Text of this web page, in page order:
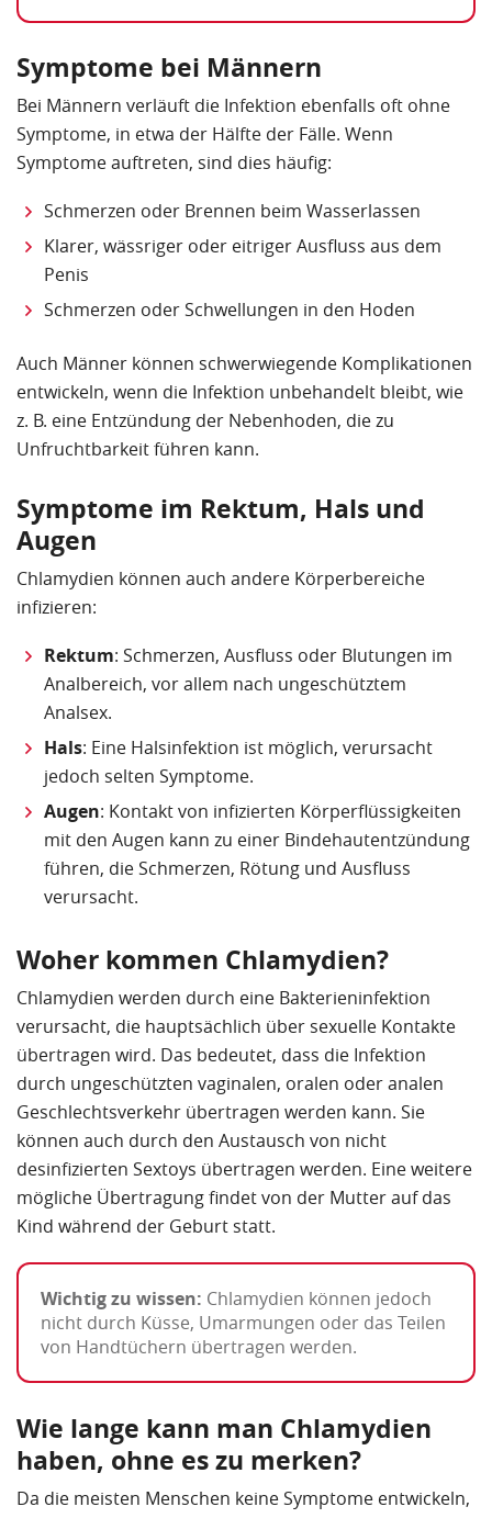
Symptome bei Männern
Bei Männern verläuft die Infektion ebenfalls oft ohne
Symptome, in etwa der Hälfte der Fälle. Wenn
Symptome auftreten, sind dies häufig:
Schmerzen oder Brennen beim Wasserlassen
Klarer, wässriger oder eitriger Ausfluss aus dem
Penis
Schmerzen oder Schwellungen in den Hoden
Auch Männer können schwerwiegende Komplikationen
entwickeln, wenn die Infektion unbehandelt bleibt, wie
z. B. eine Entzündung der Nebenhoden, die zu
Unfruchtbarkeit führen kann.
Symptome im Rektum, Hals und
Augen
Chlamydien können auch andere Körperbereiche
infizieren:
Rektum: Schmerzen, Ausfluss oder Blutungen im
Analbereich, vor allem nach ungeschütztem
Analsex.
Hals: Eine Halsinfektion ist möglich, verursacht
jedoch selten Symptome.
Augen: Kontakt von infizierten Körperflüssigkeiten
mit den Augen kann zu einer Bindehautentzündung
führen, die Schmerzen, Rötung und Ausfluss
verursacht.
Woher kommen Chlamydien?
Chlamydien werden durch eine Bakterieninfektion
verursacht, die hauptsächlich über sexuelle Kontakte
übertragen wird. Das bedeutet, dass die Infektion
durch ungeschützten vaginalen, oralen oder analen
Geschlechtsverkehr übertragen werden kann. Sie
können auch durch den Austausch von nicht
desinfizierten Sextoys übertragen werden. Eine weitere
mögliche Übertragung findet von der Mutter auf das
Kind während der Geburt statt.
Wichtig zu wissen: Chlamydien können jedoch
nicht durch Küsse, Umarmungen oder das Teilen
von Handtüchern übertragen werden.
Wie lange kann man Chlamydien
haben, ohne es zu merken?
Da die meisten Menschen keine Symptome entwickeln,